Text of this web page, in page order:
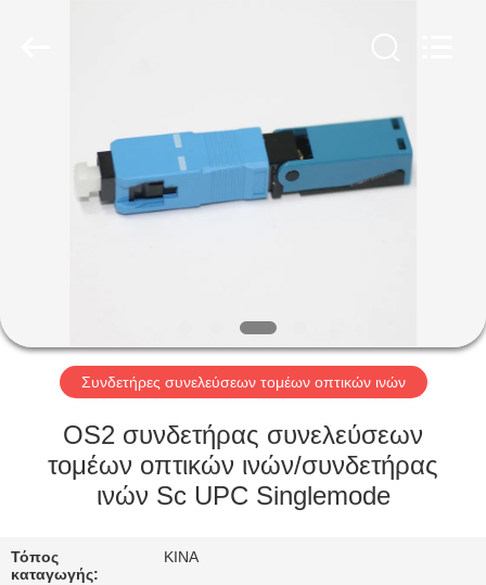
ΠΡΟΪΌΝΤΑ
ΠΕΡΊΠΟΥ
ΕΜΕΊΣ
ΓΎΡΟΣ
ΕΡΓΟΣΤΑΣΊΩΝ
ΈΛΕΓΧΟΣ
Συνδετήρες συνελεύσεων τομέων οπτικών ινών
OS2 συνδετήρας συνελεύσεων
τομέων οπτικών ινών/συνδετήρας
ινών Sc UPC Singlemode
Τόπος
καταγωγής:
ΚΙΝΑ